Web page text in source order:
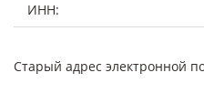
ИНН:
Старый адрес электронной